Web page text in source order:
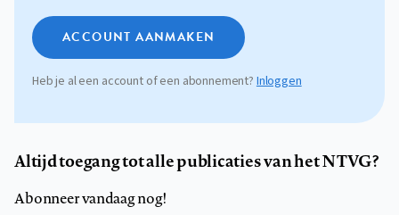
ACCOUNT AANMAKEN
Heb je al een account of een abonnement? Inloggen
Altijd toegang tot alle publicaties van het NTVG?
Abonneer vandaag nog!